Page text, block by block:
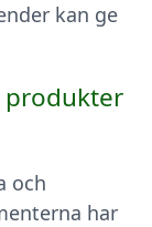
kan ge
produkter
och
har